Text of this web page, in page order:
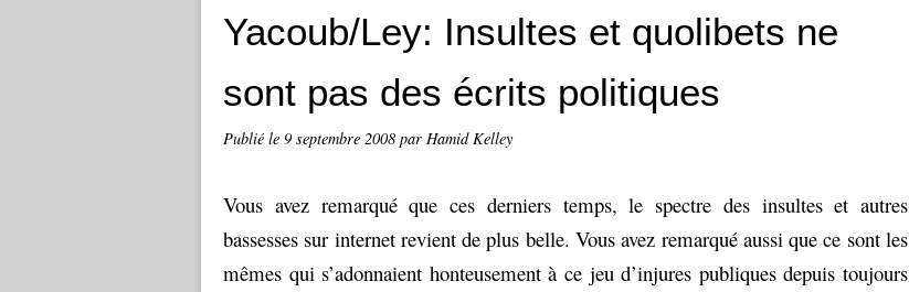
Yacoub/Ley: Insultes et quolibets ne
sont pas des écrits politiques
Publié le 9 septembre 2008 par Hamid Kelley
Vous avez remarqué que ces derniers temps, le spectre des insultes et autres
bassesses sur internet revient de plus belle. Vous avez remarqué aussi que ce sont les
mêmes qui s’adonnaient honteusement à ce jeu d’injures publiques depuis toujours